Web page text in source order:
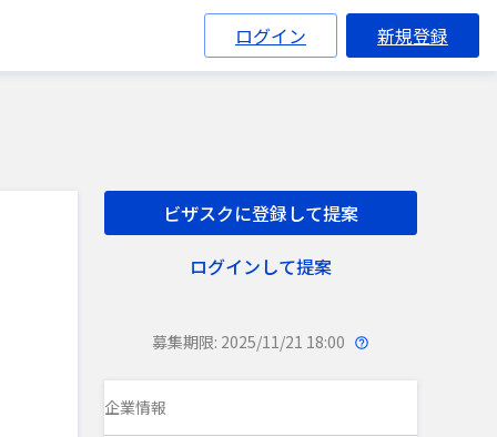
ログイン 新規登録
ビザスクに登録して提案
ログインして提案
募集期限: 2025/11/21 18:00
企業情報